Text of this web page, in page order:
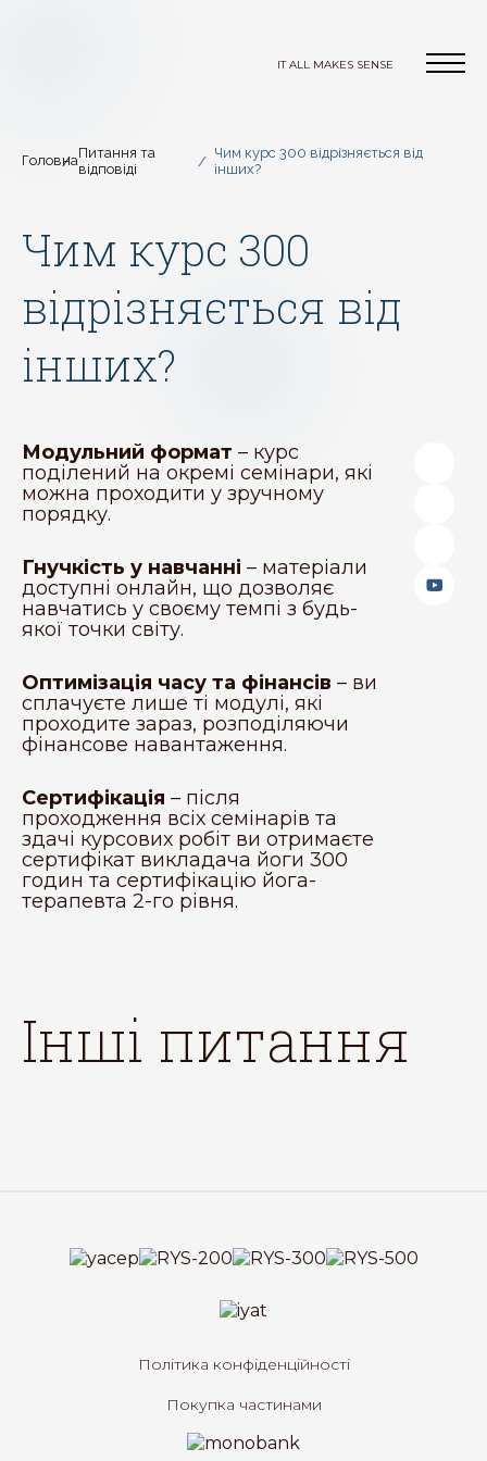
IT ALL MAKES SENSE
ГоловнаПитання та
відповіді
Чим курс 300 відрізняється від
інших?
Чим курс 300
відрізняється від
інших?
Модульний формат – курс
поділений на окремі семінари, які
можна проходити у зручному
порядку.
Гнучкість у навчанні – матеріали
доступні онлайн, що дозволяє
навчатись у своєму темпі з будь-
якої точки світу.
Оптимізація часу та фінансів – ви
сплачуєте лише ті модулі, які
проходите зараз, розподіляючи
фінансове навантаження.
Сертифікація – після
проходження всіх семінарів та
здачі курсових робіт ви отримаєте
сертифікат викладача йоги 300
годин та сертифікацію йога-
терапевта 2-го рівня.
інші питання
Політика конфіденційності
Покупка частинами